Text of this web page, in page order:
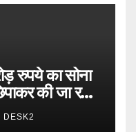
रुपये का सोना
की जा रही
DESK2